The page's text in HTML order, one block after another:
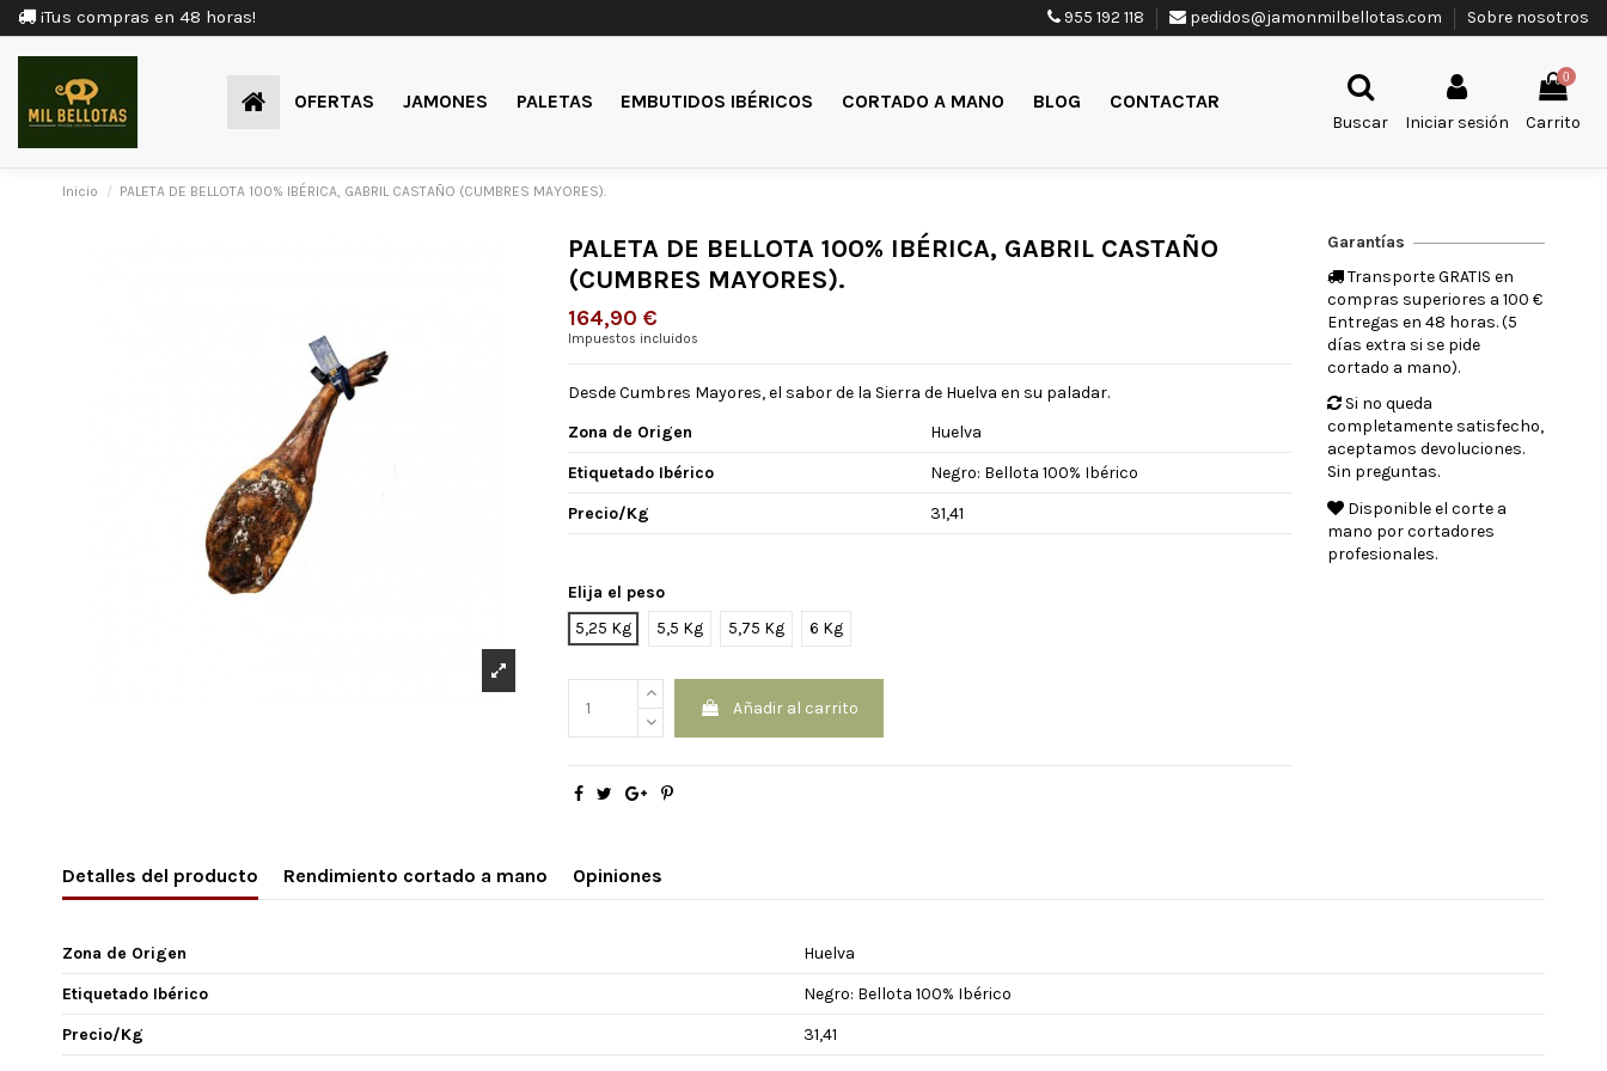
¡Tus compras en 48 horas! 955 192 118 pedidos@jamonmilbellotas.com Sobre nosotros
OFERTAS JAMONES PALETAS EMBUTIDOS IBÉRICOS CORTADO A MANO BLOG CONTACTAR
Buscar Iniciar sesión
0
Carrito
Inicio PALETA DE BELLOTA 100% IBÉRICA, GABRIL CASTAÑO (CUMBRES MAYORES).
PALETA DE BELLOTA 100% IBÉRICA, GABRIL CASTAÑO
(CUMBRES MAYORES).
164,90 €
Impuestos incluidos
Desde Cumbres Mayores, el sabor de la Sierra de Huelva en su paladar.
Zona de Origen
Huelva
Etiquetado Ibérico
Negro: Bellota 100% Ibérico
Precio/Kg
31,41
Elija el peso
5,25 Kg
5,5 Kg 5,75 Kg 6 Kg
Añadir al carrito
Garantías
Transporte GRATIS en
compras superiores a 100 €
Entregas en 48 horas. (5
días extra si se pide
cortado a mano).
Si no queda
completamente satisfecho,
aceptamos devoluciones.
Sin preguntas.
Disponible el corte a
mano por cortadores
profesionales.
Detalles del producto Rendimiento cortado a mano Opiniones
Zona de Origen
Huelva
Etiquetado Ibérico
Negro: Bellota 100% Ibérico
Precio/Kg
31,41